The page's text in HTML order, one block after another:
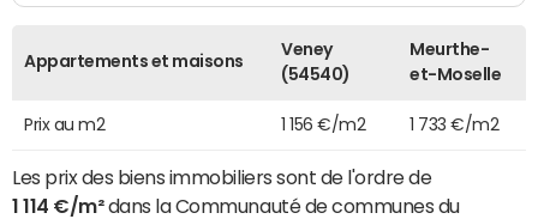
Appartements et maisons
Veney
(54540)
Meurthe-
et-Moselle
Prix au m2 1 156 €/m2 1 733 €/m2
Les prix des biens immobiliers sont de l'ordre de
1 114 €/m²dans la Communauté de communes du